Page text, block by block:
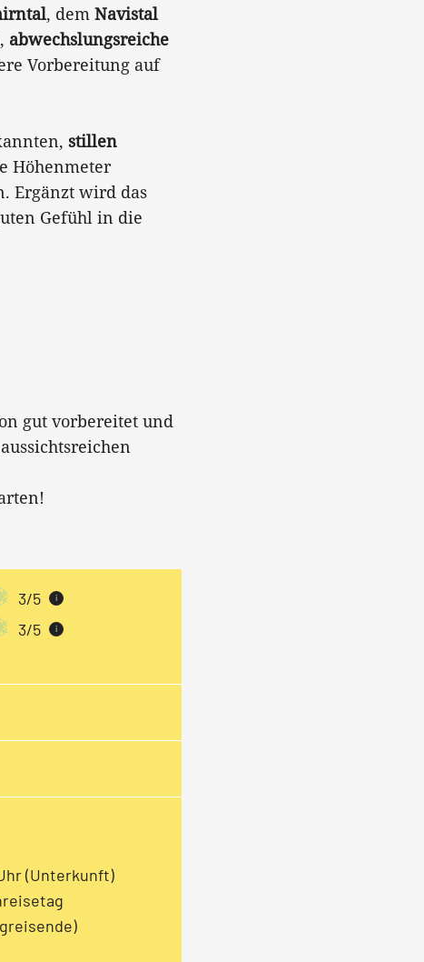
, dem Navistal
, abwechslungsreiche
Vorbereitung auf
stillen
Höhenmeter
Ergänzt wird das
Gefühl in die
gut vorbereitet und
3/5 i
3/5 i
(Unterkunft)